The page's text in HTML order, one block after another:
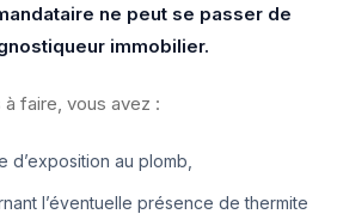
ne peut se passer de
immobilier.
faire, vous avez :
d’exposition au plomb,
l’éventuelle présence de thermite